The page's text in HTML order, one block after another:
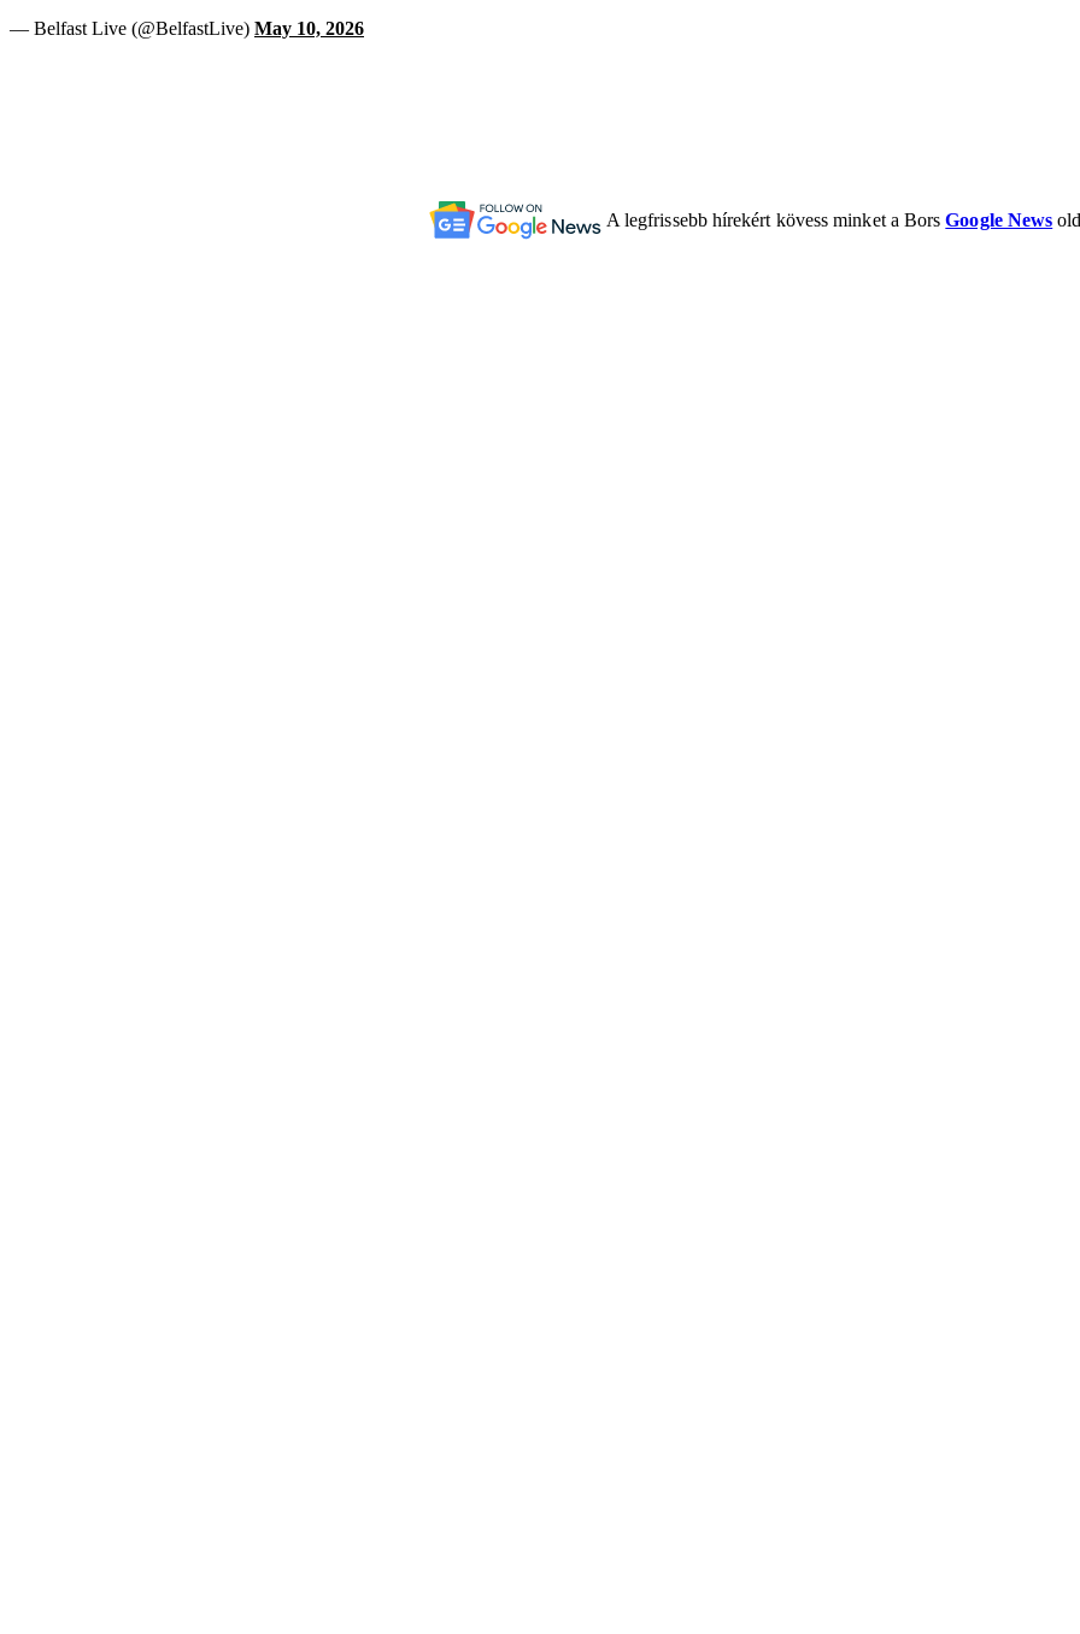
— Belfast Live (@BelfastLive) May 10, 2026
A legfrissebb hírekért kövess minket a BorsGoogle News